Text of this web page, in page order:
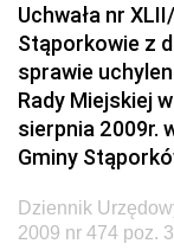
Dziennik
Narodowego i
Dziennik
Polityki
Dziennik
Technologii
Dziennik
Uchwała nr
Stąporkowie z
sprawie
Rady Miejskiej
sierpnia 2009r.
Gminy
Dziennik
2009 nr 474 poz.